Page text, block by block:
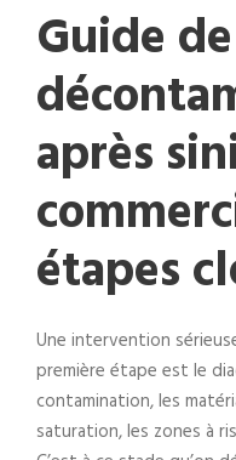
Guide de
après
étapes
Une intervention
première étape est le
contamination, les
saturation, les zones à